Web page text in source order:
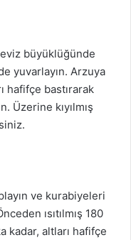
büyüklüğünde
yuvarlayın. Arzuya
hafifçe bastırarak
Üzerine kıyılmış
ve kurabiyeleri
ısıtılmış 180
kadar, altları hafifçe